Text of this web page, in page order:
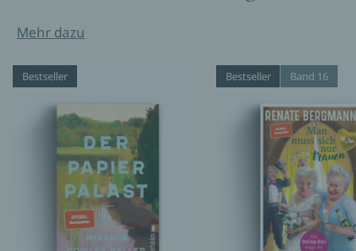
Mehr dazu
Bestseller Bestseller Band 16